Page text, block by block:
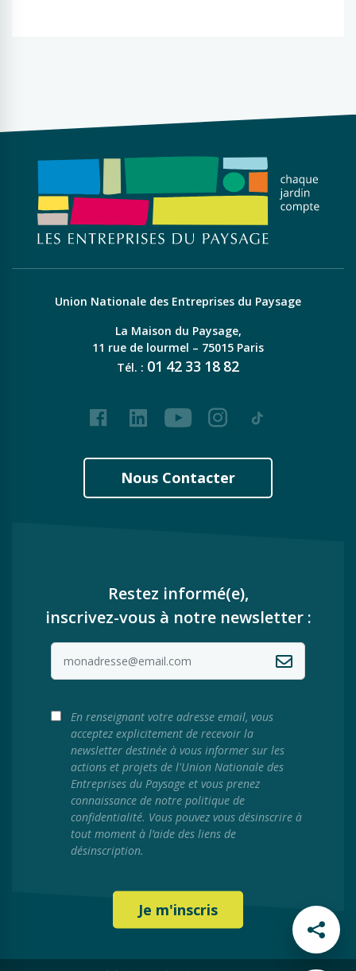
Union Nationale des Entreprises du Paysage
La Maison du Paysage,
11 rue de lourmel – 75015 Paris
Tél. : 01 42 33 18 82
FacebookLinkedInYoutubeInstagram
Tiktok
Nous Contacter
Restez informé(e),
inscrivez-vous à notre newsletter :
En renseignant votre adresse email, vous
acceptez explicitement de recevoir la
newsletter destinée à vous informer sur les
actions et projets de l'Union Nationale des
Entreprises du Paysage et vous prenez
connaissance de notre politique de
confidentialité. Vous pouvez vous désinscrire à
tout moment à l’aide des liens de
désinscription.